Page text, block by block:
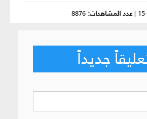
|عدد المشاهدات: 8876
جديداً